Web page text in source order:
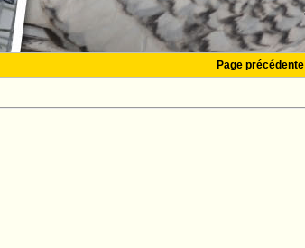
Page précédente